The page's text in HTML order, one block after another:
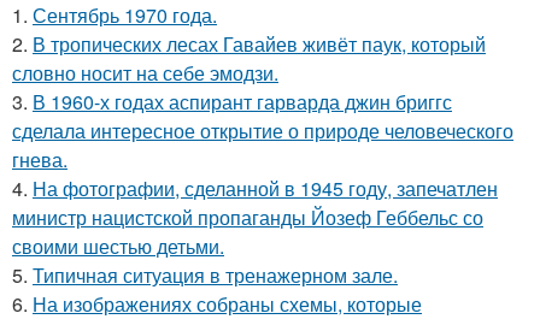
1. Сентябрь 1970 года.
2. В тропических лесах Гавайев живёт паук, который
словно носит на себе эмодзи.
3. В 1960-х годах аспирант гарварда джин бриггс
сделала интересное открытие о природе человеческого
гнева.
4. На фотографии, сделанной в 1945 году, запечатлен
министр нацистской пропаганды Йозеф Геббельс со
своими шестью детьми.
5. Типичная ситуация в тренажерном зале.
6. На изображениях собраны схемы, которые